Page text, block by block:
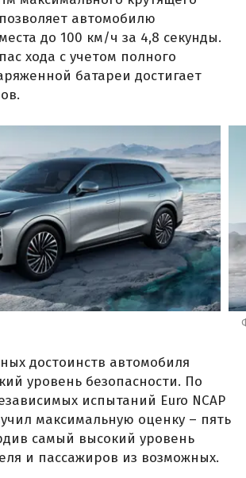
достоинств автомобиля
уровень безопасности. По
испытаний Euro NCAP
максимальную оценку – пять
самый высокий уровень
и пассажиров из возможных.
опасных ситуаций отвечает
чем 30 интеллектуальных
включающий
экстренного торможения,
в полосе движения,
зон, систему кругового обзора
функции помощи при